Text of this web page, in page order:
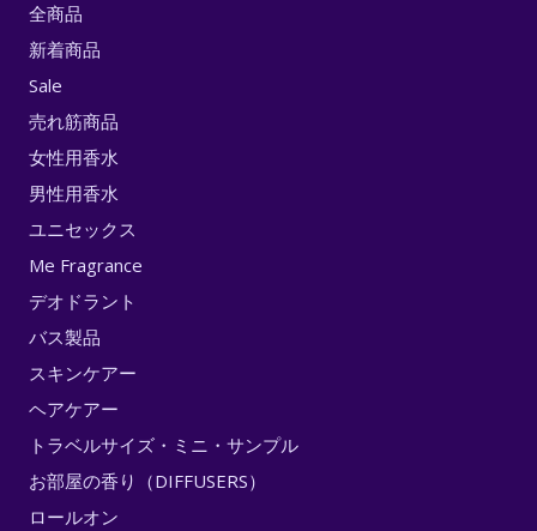
全商品
新着商品
Sale
売れ筋商品
女性用香水
男性用香水
ユニセックス
Me Fragrance
デオドラント
バス製品
スキンケアー
ヘアケアー
トラベルサイズ・ミニ・サンプル
お部屋の香り（DIFFUSERS）
ロールオン